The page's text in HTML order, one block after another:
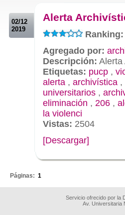
02/12
2019
Alerta
Ranking:
Agregado por:
Descripción: Alerta
Etiquetas: pucp ,
alerta , archivística ,
universitarios ,
eliminación , 206 ,
la violenci
Vistas: 2504
[Descargar]
Páginas: 1
Servicio ofrecido por la
Av. Universitaria